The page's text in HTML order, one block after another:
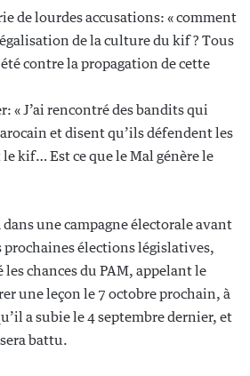
de lourdes accusations: « comment
de la culture du kif ? Tous
contre la propagation de cette
« J’ai rencontré des bandits qui
et disent qu’ils défendent les
kif… Est ce que le Mal génère le
une campagne électorale avant
prochaines élections législatives,
chances du PAM, appelant le
une leçon le 7 octobre prochain, à
a subie le 4 septembre dernier, et
battu.